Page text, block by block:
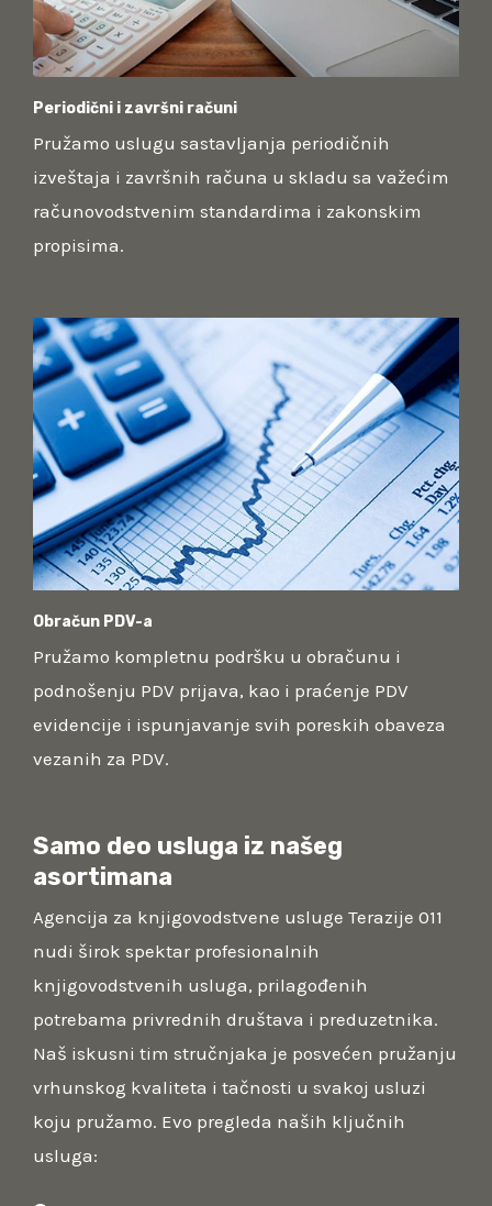
Periodični i završni računi
Pružamo uslugu sastavljanja periodičnih
izveštaja i završnih računa u skladu sa važećim
računovodstvenim standardima i zakonskim
propisima.
Obračun PDV-a
Pružamo kompletnu podršku u obračunu i
podnošenju PDV prijava, kao i praćenje PDV
evidencije i ispunjavanje svih poreskih obaveza
vezanih za PDV.
Samo deo usluga iz našeg
asortimana
Agencija za knjigovodstvene usluge Terazije 011
nudi širok spektar profesionalnih
knjigovodstvenih usluga, prilagođenih
potrebama privrednih društava i preduzetnika.
Naš iskusni tim stručnjaka je posvećen pružanju
vrhunskog kvaliteta i tačnosti u svakoj usluzi
koju pružamo. Evo pregleda naših ključnih
usluga: